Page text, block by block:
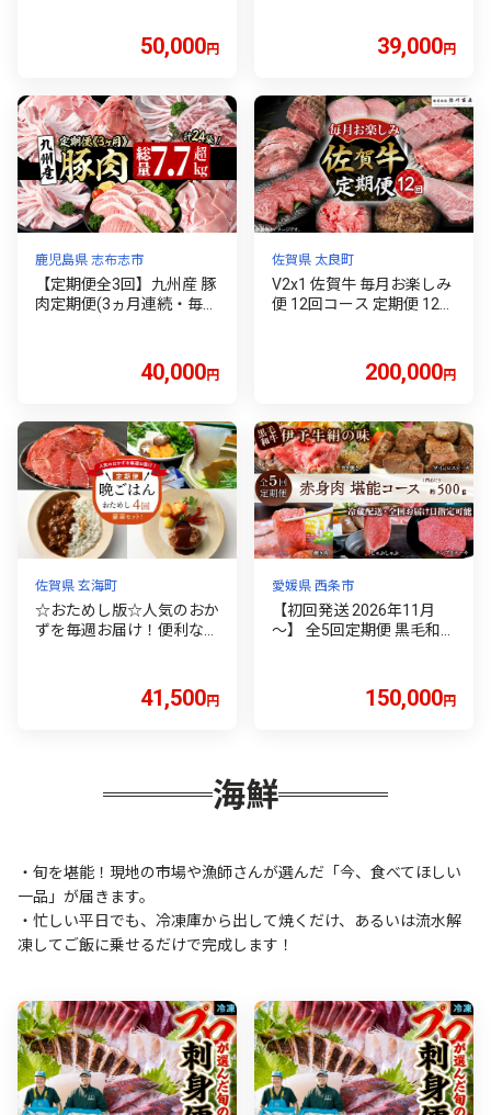
ぶしゃぶ 焼肉 ローストビ
ーフ ブロック お肉 国産 牛
ま市
50,000円
べ比べ 定期便 お取り寄せ
39,000円
鹿児島県 志布志市
【定期便全3回】九州産 豚
肉定期便(3ヵ月連続・毎回
肉 豚肉 豚バラ ロース 冷凍
小分け すき焼き しゃぶし
人気 とんかつ トンカツ t0
040-013
40,000円
佐賀県 太良町
V2x1 佐賀牛 毎月お楽しみ
便 12回コース 定期便 12ヶ
ロック ヒレステーキ ハン
バーグ しゃぶしゃぶ すき
気 おすすめ 国産牛 和牛 ブ
ランド牛 牛肉 肉 高級 佐賀
県 太良町
200,000円
佐賀県 玄海町
☆おためし版☆人気のおか
ずを毎週お届け！便利な晩
41,500円
愛媛県 西条市
【初回発送 2026年11月
～】 全5回定期便 黒毛和牛
媛県西条市 青野精肉店
【配送日時指定可・冷蔵】
産牛肉 肉 和牛 おにく グル
メ お取り寄せ おすすめ 国
ぶ
150,000円
海鮮
・旬を堪能！現地の市場や漁師さんが選んだ「今、食べてほしい
一品」が届きます。
・忙しい平日でも、冷凍庫から出して焼くだけ、あるいは流水解
凍してご飯に乗せるだけで完成します！